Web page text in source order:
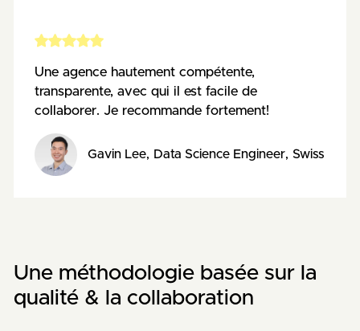
Une agence hautement compétente,
transparente, avec qui il est facile de
collaborer. Je recommande fortement!
Gavin Lee, Data Science Engineer, Swiss Data
Une méthodologie basée sur la
qualité & la collaboration